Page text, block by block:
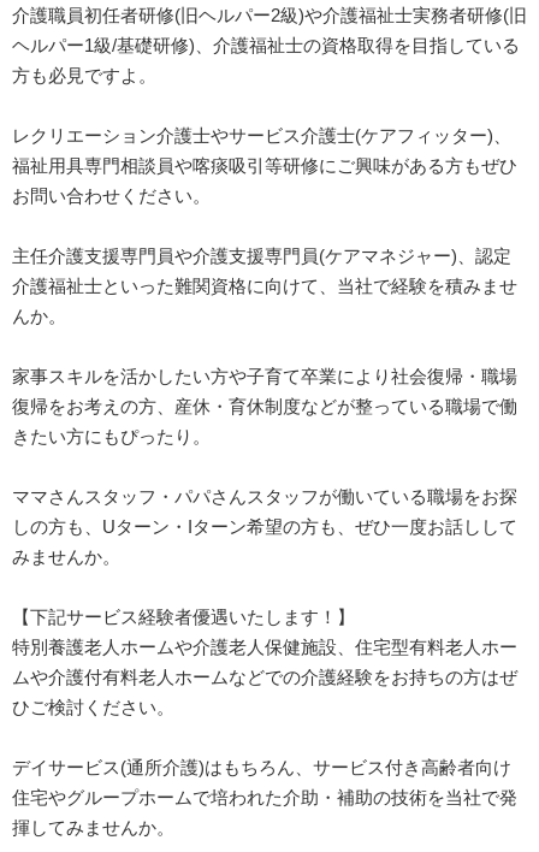
介護職員初任者研修(旧ヘルパー2級)や介護福祉士実務者研修(旧
ヘルパー1級/基礎研修)、介護福祉士の資格取得を目指している
方も必見ですよ。
レクリエーション介護士やサービス介護士(ケアフィッター)、
福祉用具専門相談員や喀痰吸引等研修にご興味がある方もぜひ
お問い合わせください。
主任介護支援専門員や介護支援専門員(ケアマネジャー)、認定
介護福祉士といった難関資格に向けて、当社で経験を積みませ
んか。
家事スキルを活かしたい方や子育て卒業により社会復帰・職場
復帰をお考えの方、産休・育休制度などが整っている職場で働
きたい方にもぴったり。
ママさんスタッフ・パパさんスタッフが働いている職場をお探
しの方も、Uターン・Iターン希望の方も、ぜひ一度お話しして
みませんか。
【下記サービス経験者優遇いたします！】
特別養護老人ホームや介護老人保健施設、住宅型有料老人ホー
ムや介護付有料老人ホームなどでの介護経験をお持ちの方はぜ
ひご検討ください。
デイサービス(通所介護)はもちろん、サービス付き高齢者向け
住宅やグループホームで培われた介助・補助の技術を当社で発
揮してみませんか。